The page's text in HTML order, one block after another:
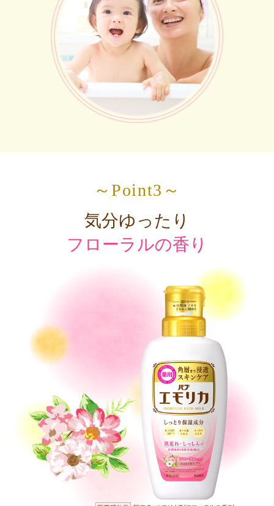
～Point3～
気分ゆったり
フローラルの香り